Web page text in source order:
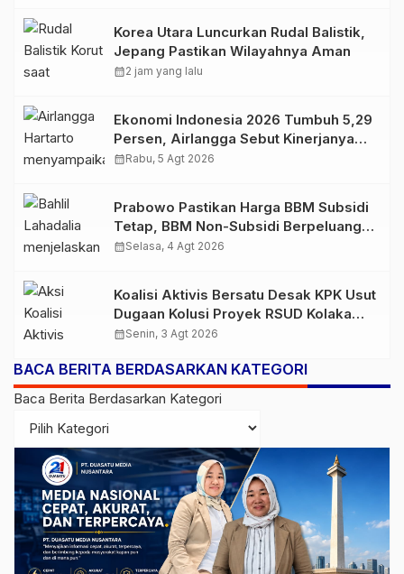
Korea Utara Luncurkan Rudal Balistik,
Jepang Pastikan Wilayahnya Aman
calendar_month2 jam yang lalu
Ekonomi Indonesia 2026 Tumbuh 5,29
Persen, Airlangga Sebut Kinerjanya
Lampaui Rata-Rata Global
calendar_monthRabu, 5 Agt 2026
Prabowo Pastikan Harga BBM Subsidi
Tetap, BBM Non-Subsidi Berpeluang
Turun
calendar_monthSelasa, 4 Agt 2026
Koalisi Aktivis Bersatu Desak KPK Usut
Dugaan Kolusi Proyek RSUD Kolaka
Timur, Sejumlah Pejabat dan PT
Diperiksa
calendar_monthSenin, 3 Agt 2026
BACA BERITA BERDASARKAN KATEGORI
Baca Berita Berdasarkan Kategori